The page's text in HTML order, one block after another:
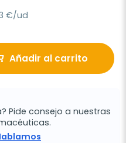
€/ud
Añadir al carrito
Pide consejo a nuestras